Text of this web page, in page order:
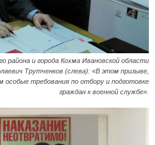
района и города Кохма Ивановской области
Трутченков (слева): «В этом призыве,
особые требования по отбору и подготовке
граждан к военной службе».